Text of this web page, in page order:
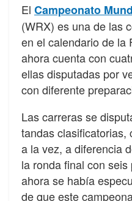
El Campeonato
(WRX) es una de las
en el calendario de la
ahora cuenta con
ellas disputadas por
con diferente
Las carreras se
tandas clasificatorias,
a la vez, a diferencia
la ronda final con
ahora se había
de que este